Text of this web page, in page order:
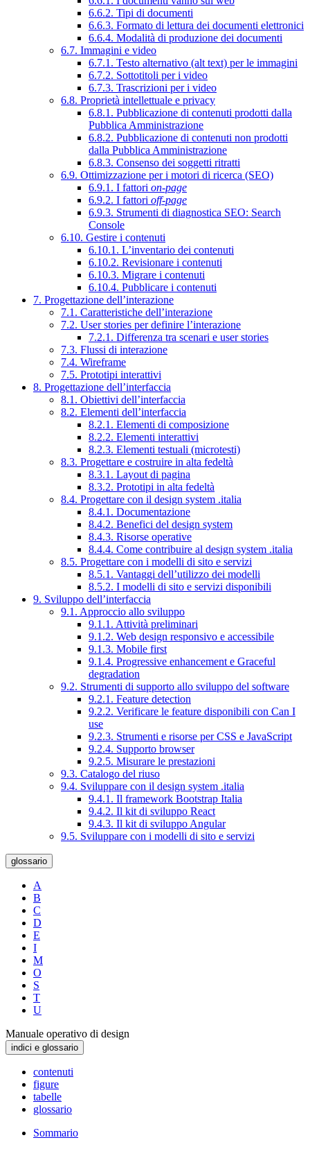
6.6.2. Tipi di documenti
6.6.3. Formato di lettura dei documenti elettronici
6.6.4. Modalità di produzione dei documenti
6.7. Immagini e video
6.7.1. Testo alternativo (alt text) per le immagini
6.7.2. Sottotitoli per i video
6.7.3. Trascrizioni per i video
6.8. Proprietà intellettuale e privacy
6.8.1. Pubblicazione di contenuti prodotti dalla
Pubblica Amministrazione
6.8.2. Pubblicazione di contenuti non prodotti
dalla Pubblica Amministrazione
6.8.3. Consenso dei soggetti ritratti
6.9. Ottimizzazione per i motori di ricerca (SEO)
6.9.1. I fattori on-page
6.9.2. I fattori off-page
6.9.3. Strumenti di diagnostica SEO: Search
Console
6.10. Gestire i contenuti
6.10.1. L’inventario dei contenuti
6.10.2. Revisionare i contenuti
6.10.3. Migrare i contenuti
6.10.4. Pubblicare i contenuti
7. Progettazione dell’interazione
7.1. Caratteristiche dell’interazione
7.2. User stories per definire l’interazione
7.2.1. Differenza tra scenari e user stories
7.3. Flussi di interazione
7.4. Wireframe
7.5. Prototipi interattivi
8. Progettazione dell’interfaccia
8.1. Obiettivi dell’interfaccia
8.2. Elementi dell’interfaccia
8.2.1. Elementi di composizione
8.2.2. Elementi interattivi
8.2.3. Elementi testuali (microtesti)
8.3. Progettare e costruire in alta fedeltà
8.3.1. Layout di pagina
8.3.2. Prototipi in alta fedeltà
8.4. Progettare con il design system .italia
8.4.1. Documentazione
8.4.2. Benefici del design system
8.4.3. Risorse operative
8.4.4. Come contribuire al design system .italia
8.5. Progettare con i modelli di sito e servizi
8.5.1. Vantaggi dell’utilizzo dei modelli
8.5.2. I modelli di sito e servizi disponibili
9. Sviluppo dell’interfaccia
9.1. Approccio allo sviluppo
9.1.1. Attività preliminari
9.1.2. Web design responsivo e accessibile
9.1.3. Mobile first
9.1.4. Progressive enhancement e Graceful
degradation
9.2. Strumenti di supporto allo sviluppo del software
9.2.1. Feature detection
9.2.2. Verificare le feature disponibili con Can I
use
9.2.3. Strumenti e risorse per CSS e JavaScript
9.2.4. Supporto browser
9.2.5. Misurare le prestazioni
9.3. Catalogo del riuso
9.4. Sviluppare con il design system .italia
9.4.1. Il framework Bootstrap Italia
9.4.2. Il kit di sviluppo React
9.4.3. Il kit di sviluppo Angular
9.5. Sviluppare con i modelli di sito e servizi
glossario
A
B
C
D
E
I
M
O
S
T
U
Manuale operativo di design
indici e glossario
contenuti
figure
tabelle
glossario
Sommario